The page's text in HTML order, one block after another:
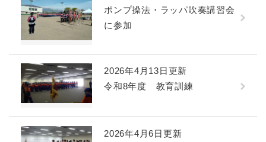
ポンプ操法・ラッパ吹奏講習会
に参加
2026年4月13日更新
令和8年度 教育訓練
2026年4月6日更新